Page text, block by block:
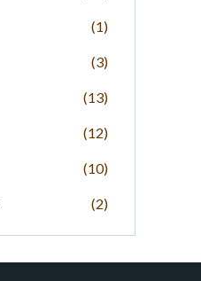
(1)
(3)
(13)
(12)
(10)
(2)